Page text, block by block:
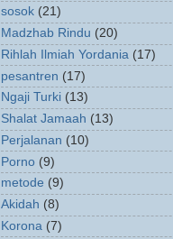
sosok (21)
Madzhab Rindu (20)
Rihlah Ilmiah Yordania (17)
pesantren (17)
Ngaji Turki (13)
Shalat Jamaah (13)
Perjalanan (10)
Porno (9)
metode (9)
Akidah (8)
Korona (7)